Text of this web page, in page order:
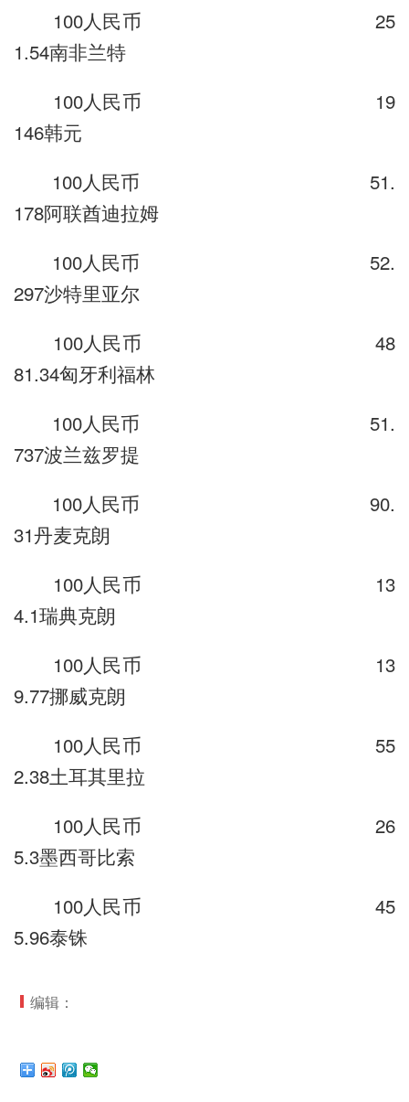
100人民币 25
1.54南非兰特
100人民币 19
146韩元
100人民币 51.
178阿联酋迪拉姆
100人民币 52.
297沙特里亚尔
100人民币 48
81.34匈牙利福林
100人民币 51.
737波兰兹罗提
100人民币 90.
31丹麦克朗
100人民币 13
4.1瑞典克朗
100人民币 13
9.77挪威克朗
100人民币 55
2.38土耳其里拉
100人民币 26
5.3墨西哥比索
100人民币 45
5.96泰铢
编辑：